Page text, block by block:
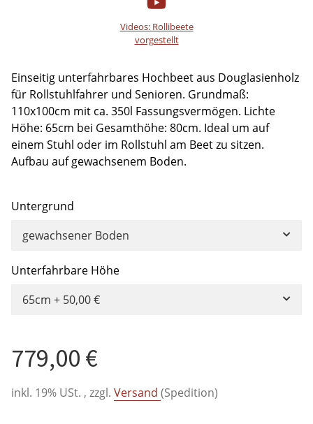
Videos: Rollibeete
vorgestellt
Einseitig unterfahrbares Hochbeet aus Douglasienholz
für Rollstuhlfahrer und Senioren. Grundmaß:
110x100cm mit ca. 350l Fassungsvermögen. Lichte
Höhe: 65cm bei Gesamthöhe: 80cm. Ideal um auf
einem Stuhl oder im Rollstuhl am Beet zu sitzen.
Aufbau auf gewachsenem Boden.
Untergrund
gewachsener Boden
Unterfahrbare Höhe
65cm + 50,00 €
779,00 €
inkl. 19% USt. , zzgl. Versand (Spedition)